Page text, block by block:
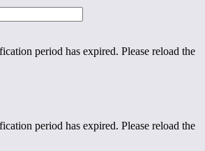
period has expired. Please reload the
period has expired. Please reload the